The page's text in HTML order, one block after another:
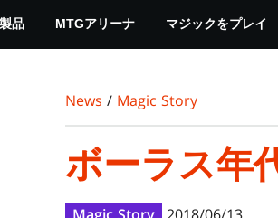
製品 MTGアリーナ マジックをプレイ
News / Magic Story
ボーラス年